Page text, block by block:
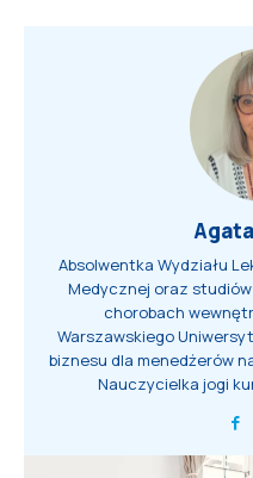
Absolwentka Wydziału
Medycznej oraz
chorobach
Warszawskiego
biznesu dla menedżerów
Nauczycielka jogi